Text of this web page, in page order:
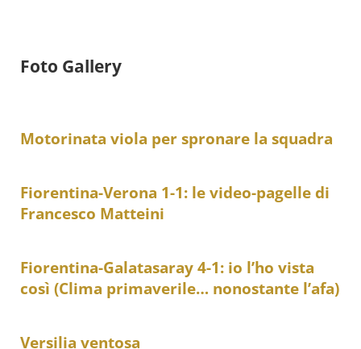
Foto Gallery
Motorinata viola per spronare la squadra
Fiorentina-Verona 1-1: le video-pagelle di
Francesco Matteini
Fiorentina-Galatasaray 4-1: io l’ho vista
così (Clima primaverile… nonostante l’afa)
Versilia ventosa